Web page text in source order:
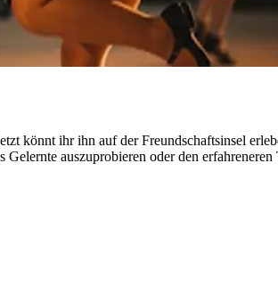
könnt ihr ihn auf der Freundschaftsinsel
auszuprobieren oder den erfahreneren